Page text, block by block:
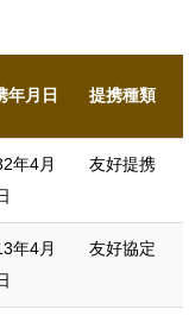
年月日 提携種類
年4月
友好提携
年4月
友好協定